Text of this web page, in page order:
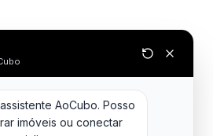
AoCubo. Posso
imóveis ou conectar